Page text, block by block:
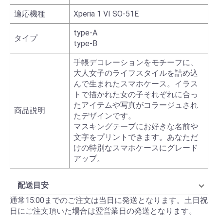
適応機種 Xperia 1 VI SO-51E
タイプ
type-A
type-B
商品説明
手帳デコレーションをモチーフに、
大人女子のライフスタイルを詰め込
んで生まれたスマホケース。イラス
トで描かれた女の子それぞれに合っ
たアイテムや写真がコラージュされ
たデザインです。
マスキングテープにお好きな名前や
文字をプリントできます。あなただ
けの特別なスマホケースにグレード
アップ。
配送目安
通常15:00までのご注文は当日に発送となります。土日祝
日にご注文頂いた場合は翌営業日の発送となります。